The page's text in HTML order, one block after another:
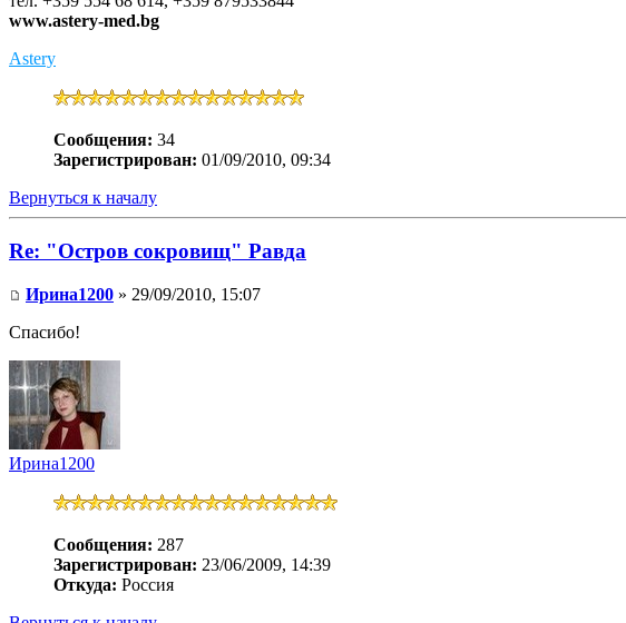
www.astery-med.bg
Astery
Сообщения: 34
Зарегистрирован: 01/09/2010, 09:34
Вернуться к началу
Re: "Остров сокровищ" Равда
Ирина1200 » 29/09/2010, 15:07
Спасибо!
Ирина1200
Сообщения: 287
Зарегистрирован: 23/06/2009, 14:39
Откуда: Россия